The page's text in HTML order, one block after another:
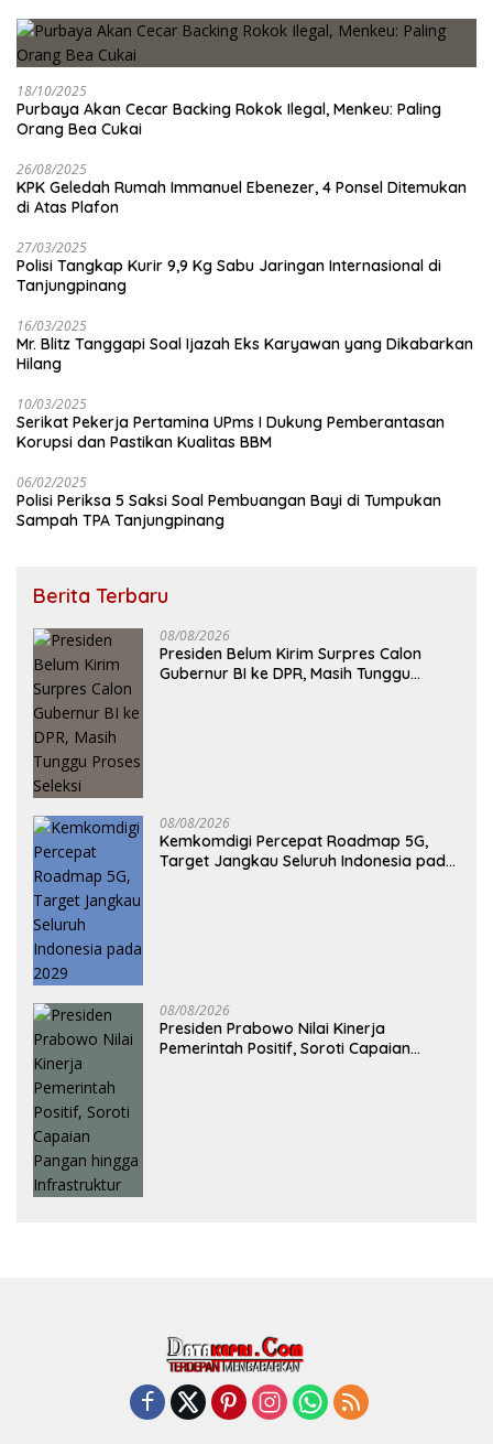
18/10/2025
Purbaya Akan Cecar Backing Rokok Ilegal, Menkeu: Paling
Orang Bea Cukai
26/08/2025
KPK Geledah Rumah Immanuel Ebenezer, 4 Ponsel Ditemukan
di Atas Plafon
27/03/2025
Polisi Tangkap Kurir 9,9 Kg Sabu Jaringan Internasional di
Tanjungpinang
16/03/2025
Mr. Blitz Tanggapi Soal Ijazah Eks Karyawan yang Dikabarkan
Hilang
10/03/2025
Serikat Pekerja Pertamina UPms I Dukung Pemberantasan
Korupsi dan Pastikan Kualitas BBM
06/02/2025
Polisi Periksa 5 Saksi Soal Pembuangan Bayi di Tumpukan
Sampah TPA Tanjungpinang
Berita Terbaru
08/08/2026
Presiden Belum Kirim Surpres Calon
Gubernur BI ke DPR, Masih Tunggu
08/08/2026
Kemkomdigi Percepat Roadmap 5G,
Target Jangkau Seluruh Indonesia pada
08/08/2026
Presiden Prabowo Nilai Kinerja
Pemerintah Positif, Soroti Capaian